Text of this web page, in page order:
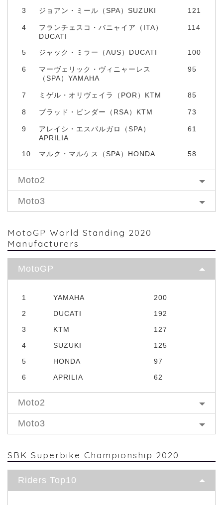
3 ジョアン・ミール（SPA）SUZUKI 121
4
フランチェスコ・バニャイア（ITA）
DUCATI
114
5 ジャック・ミラー（AUS）DUCATI 100
6
マーヴェリック・ヴィニャーレス
（SPA）YAMAHA
95
7 ミゲル・オリヴェイラ（POR）KTM 85
8 ブラッド・ビンダー（RSA）KTM 73
9
アレイシ・エスパルガロ（SPA）
APRILIA
61
10 マルク・マルケス（SPA）HONDA 58
Moto2
Moto3
MotoGP World Standing 2020
Manufacturers
MotoGP
1 YAMAHA
200
2
DUCATI
192
3
KTM
127
4
SUZUKI
125
5
HONDA
97
6
APRILIA 62
Moto2
Moto3
SBK Superbike Championship 2020
Riders Top10